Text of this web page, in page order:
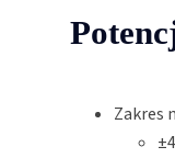
Zakres